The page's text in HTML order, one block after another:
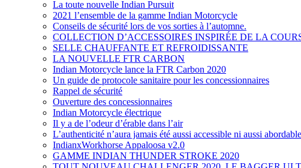
La toute nouvelle Indian Pursuit
2021 l’ensemble de la gamme Indian Motorcycle
Conseils de sécurité lors de vos sorties à l’automne.
COLLECTION D’ACCESSOIRES INSPIRÉE DE LA
SELLE CHAUFFANTE ET REFROIDISSANTE
LA NOUVELLE FTR CARBON
Indian Motorcycle lance la FTR Carbon 2020
Un guide de protocole sanitaire pour les concessionnaires
Rappel de sécurité
Ouverture des concessionnaires
Indian Motorcycle électrique
Il y a de l’odeur d’érable dans l’air
L’authenticité n’aura jamais été aussi accessible ni aussi abordable
IndianxWorkhorse Appaloosa v2.0
GAMME INDIAN THUNDER STROKE 2020